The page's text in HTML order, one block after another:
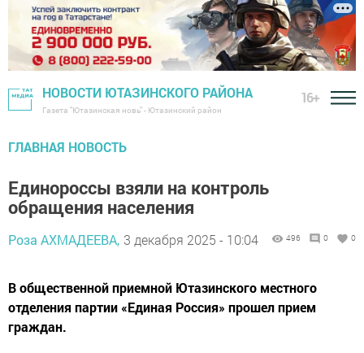
НОВОСТИ ЮТАЗИНСКОГО РАЙОНА
Газета "Ютазинская новь" - Ютазинский район
16+
ГЛАВНАЯ НОВОСТЬ
Единороссы взяли на контроль
обращения населения
Роза АХМАДЕЕВА, 3 декабря 2025 - 10:04 496 0 0
В общественной приемной Ютазинского местного
отделения партии «Единая Россия» прошел прием
граждан.